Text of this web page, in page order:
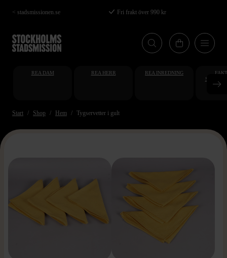
Hoppa
till
huvudinnehåll
< stadsmissionen.se Fri frakt över 990 kr
REA DAM REA HERR REA INREDNING
Start Shop Hem Tygservetter i gult